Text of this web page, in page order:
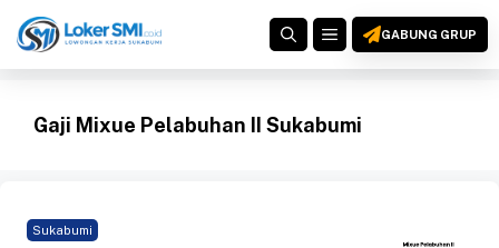
ke
MENUGABUNG GRUP
Gaji Mixue Pelabuhan II Sukabumi
Sukabumi